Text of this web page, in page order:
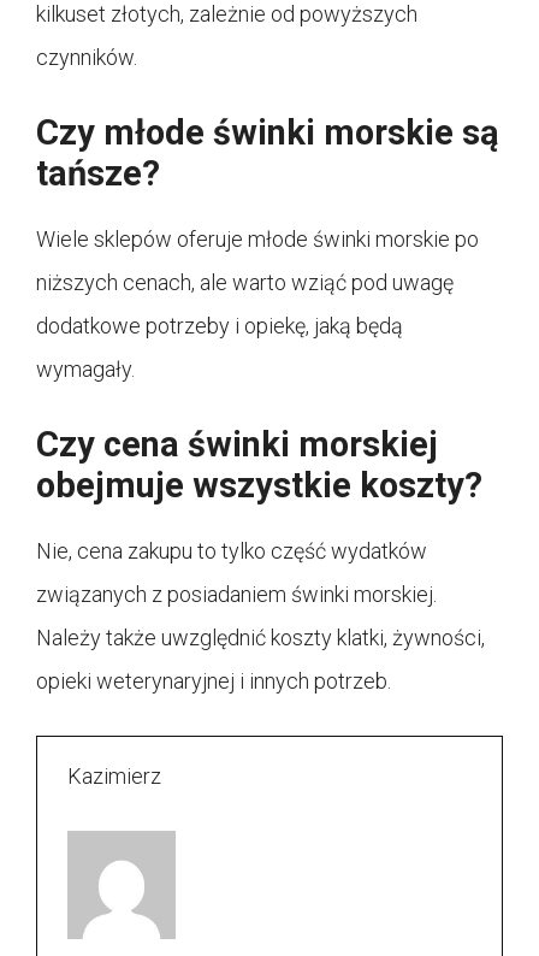
kilkuset złotych, zależnie od powyższych
czynników.
Czy młode świnki morskie są
tańsze?
Wiele sklepów oferuje młode świnki morskie po
niższych cenach, ale warto wziąć pod uwagę
dodatkowe potrzeby i opiekę, jaką będą
wymagały.
Czy cena świnki morskiej
obejmuje wszystkie koszty?
Nie, cena zakupu to tylko część wydatków
związanych z posiadaniem świnki morskiej.
Należy także uwzględnić koszty klatki, żywności,
opieki weterynaryjnej i innych potrzeb.
Kazimierz